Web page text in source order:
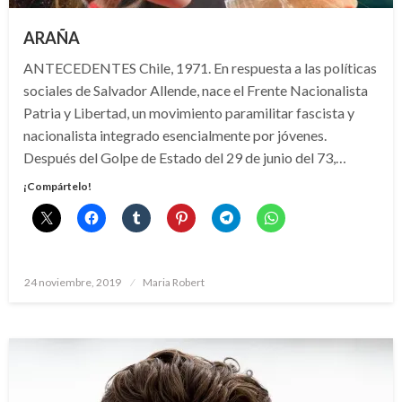
ARAÑA
ANTECEDENTES Chile, 1971. En respuesta a las políticas
sociales de Salvador Allende, nace el Frente Nacionalista
Patria y Libertad, un movimiento paramilitar fascista y
nacionalista integrado esencialmente por jóvenes.
Después del Golpe de Estado del 29 de junio del 73,…
¡Compártelo!
Publicado
24 noviembre, 2019 Maria Robert